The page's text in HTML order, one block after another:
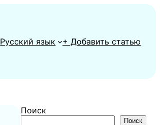
Русский язык + Добавить статью
Поиск
Поиск